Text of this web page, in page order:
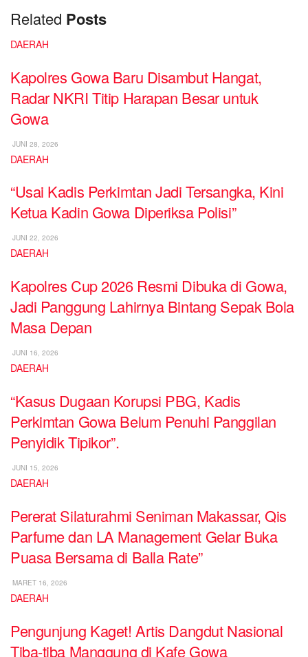
Related Posts
DAERAH
Kapolres Gowa Baru Disambut Hangat,
Radar NKRI Titip Harapan Besar untuk
Gowa
JUNI 28, 2026
DAERAH
“Usai Kadis Perkimtan Jadi Tersangka, Kini
Ketua Kadin Gowa Diperiksa Polisi”
JUNI 22, 2026
DAERAH
Kapolres Cup 2026 Resmi Dibuka di Gowa,
Jadi Panggung Lahirnya Bintang Sepak Bola
Masa Depan
JUNI 16, 2026
DAERAH
“Kasus Dugaan Korupsi PBG, Kadis
Perkimtan Gowa Belum Penuhi Panggilan
Penyidik Tipikor”.
JUNI 15, 2026
DAERAH
Pererat Silaturahmi Seniman Makassar, Qis
Parfume dan LA Management Gelar Buka
Puasa Bersama di Balla Rate”
MARET 16, 2026
DAERAH
Pengunjung Kaget! Artis Dangdut Nasional
Tiba-tiba Manggung di Kafe Gowa